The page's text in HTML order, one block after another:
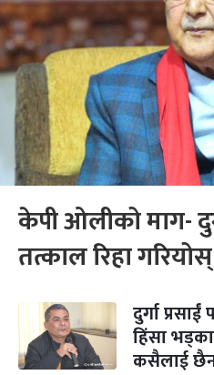
केपी ओलीको माग-
तत्काल रिहा गरियोस्
दुर्गा प्रसाईं
हिंसा
कसैलाई